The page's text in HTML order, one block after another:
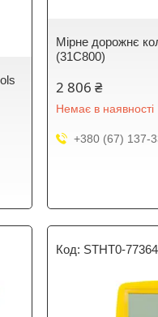
Мірне дорожнє
(31C800)
2 806 ₴
Немає в наявності
+380 (67) 137-
STHT0-77364